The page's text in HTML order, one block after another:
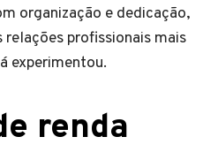
organização e dedicação,
profissionais mais
experimentou.
renda